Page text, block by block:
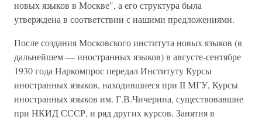
новых языков в Москве", а его структура была
утверждена в соответствии с нашими предложениями.
После создания Московского института новых языков (в
дальнейшем — иностранных языков) в августе-сентябре
1930 года Наркомпрос передал Институту Курсы
иностранных языков, находившиеся при II МГУ, Курсы
иностранных языков им. Г.В.Чичерина, существовавшие
при НКИД СССР, и ряд других курсов. Занятия в